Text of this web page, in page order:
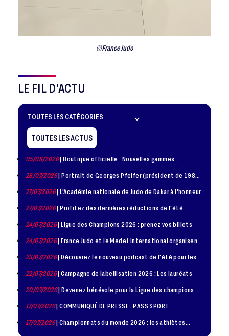
©France Judo
LE FIL D'ACTU
TOUTES LES ACTUS
05/08/2026| Boutique officielle : Nouvelles gammes
28/07/2026| Portrait de Georges Pfeifer (président de 1981
27/07/2026| L'Académie nationale de Judo de Dakar à l'honneur
27/07/2026| Profitez des dernières réductions de l'été
24/07/2026| Ligue des Champions 2026 : prenez vos billets
24/07/2026| France Judo et le Medef International organisent
23/07/2026| Découvrez le nouveau podcast de l'été pour les
22/07/2026| Campagne de labellisation 2026 : Les lauréats
20/07/2026| Devenez bénévole pour la Ligue des champions de
17/07/2026| COMMUNIQUÉ DE PRESSE : PASS SPORT
17/07/2026| Championnats du monde 2026 : les athlètes